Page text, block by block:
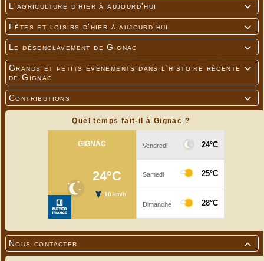

L'agriculture d'hier à aujourd'hui

Fêtes et loisirs d'hier à aujourd'hui

Le désenclavement de Gignac

Grands et petits événements dans l'histoire récente
de Gignac

Contributions
Quel temps fait-il à Gignac ?

Nous contacter